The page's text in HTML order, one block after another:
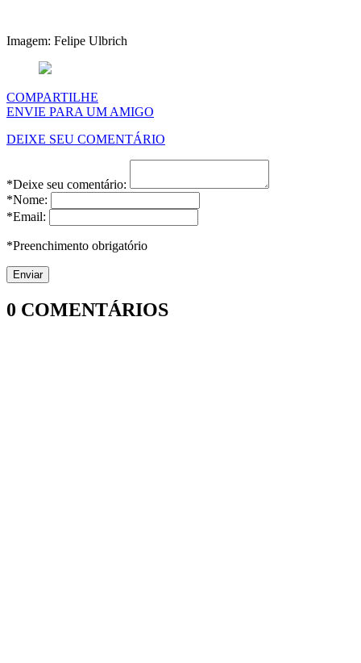
Imagem: Felipe Ulbrich
COMPARTILHE
ENVIE PARA UM AMIGO
DEIXE SEU COMENTÁRIO
*Deixe seu comentário:
*Nome:
*Email:
*Preenchimento obrigatório
0 COMENTÁRIOS